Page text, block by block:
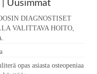
Uusimmat
DIAGNOSTISET
VALITTAVA HOITO,
opas asiasta osteopeniaa